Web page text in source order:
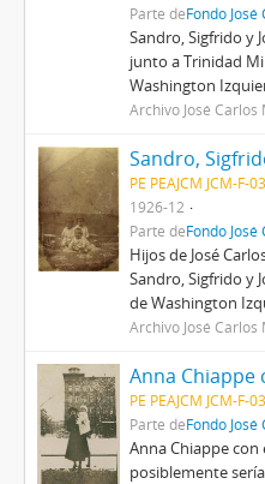
Parte deFondo
Sandro, Sigfrido y
junto a Trinidad
Washington
Archivo José
PE PEAJCM JCM-F-
1926-12
Parte deFondo
Hijos de José
Sandro, Sigfrido y
de Washington
Archivo José
PE PEAJCM JCM-F-
Parte deFondo
Anna Chiappe
posiblemente